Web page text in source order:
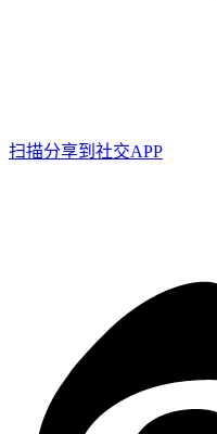
扫描分享到社交APP